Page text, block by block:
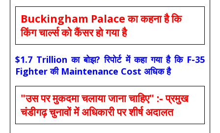
Buckingham Palace का कहना है कि
किंग चार्ल्स को कैंसर हो गया है
$1.7 Trillion का बोझ? रिपोर्ट में कहा गया है कि F-35
Fighter की Maintenance Cost अधिक है
"उस पर मुकदमा चलाया जाना चाहिए" :- प्रमुख
चंडीगढ़ चुनावों में अधिकारी पर शीर्ष अदालत